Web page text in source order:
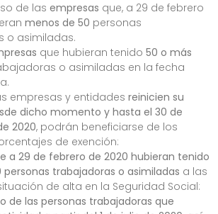
de las empresas que, a 29 de febrero
menos de 50 personas
o asimiladas.
que hubieran tenido 50 o más
o asimiladas en la fecha
empresas y entidades reinicien su
dicho momento y hasta el 30 de
2020, podrán beneficiarse de los
de exención:
a 29 de febrero de 2020 hubieran tenido
trabajadoras o asimiladas a las
de alta en la Seguridad Social:
de las personas trabajadoras que